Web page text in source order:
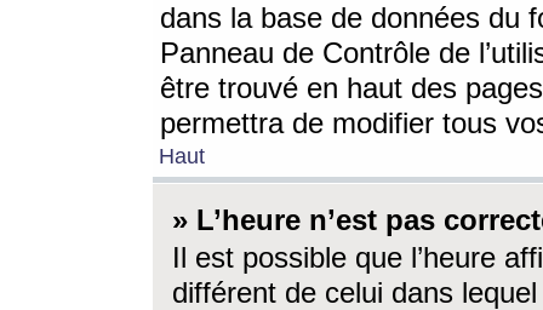
dans la base de données du
Panneau de Contrôle de
être trouvé en haut des
permettra de modifier tous
Haut
» L’heure n’est pas
Il est possible que l’heure
différent de celui dans